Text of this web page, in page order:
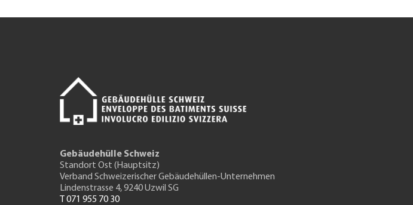
Gebäudehülle Schweiz
Standort Ost (Hauptsitz)
Verband Schweizerischer Gebäudehüllen-Unternehmen
Lindenstrasse 4, 9240 Uzwil SG
T 071 955 70 30